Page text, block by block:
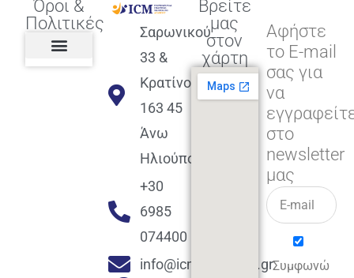
Όροι &
Πολιτικές
Σαρωνικού
33 &
Κρατίνου
163 45
Άνω
Ηλιούπολη
+30
6985
074400
info@icmacademy.gr
Βρείτε
μας
στον
χάρτη
Αφήστε
το E-mail
σας για
να
στο
newsletter
μας
Συμφωνώ